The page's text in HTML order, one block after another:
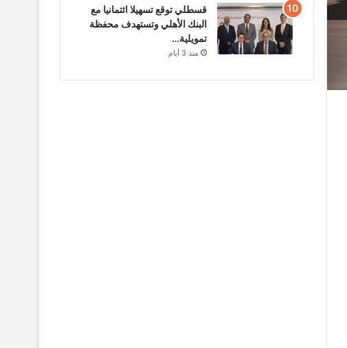
قسطلي توقع تسهيلا ائتمانيا مع
البنك الأهلي وتستهدف محفظة
تمويلية…
منذ 3 أيام